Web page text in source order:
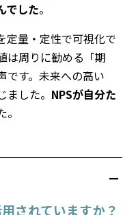
でした。
定量・定性で可視化で
は周りに勧める「期
です。未来への高い
した。 NPSが自分た
されていますか？